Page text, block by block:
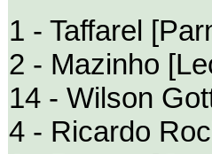
1 - Taffarel
2 - Mazinho
14 - Wilson
4 - Ricardo